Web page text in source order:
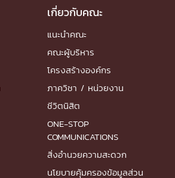
เกี่ยวกับคณะ
แนะนำคณะ
คณะผู้บริหาร
โครงสร้างองค์กร
ภาควิชา / หน่วยงาน
ชีวิตนิสิต
ONE-STOP
COMMUNICATIONS
สิ่งอำนวยความสะดวก
นโยบายคุ้มครองข้อมูลส่วน